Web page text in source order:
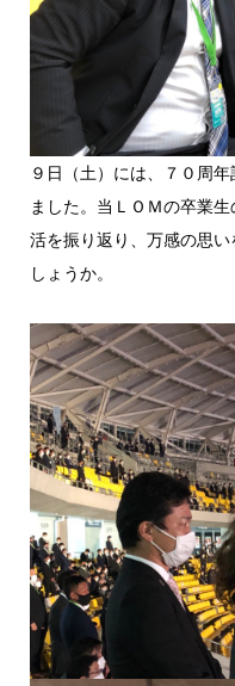
９日（土）には、７０周
ました。当ＬＯＭの卒業
活を振り返り、万感の思
しょうか。